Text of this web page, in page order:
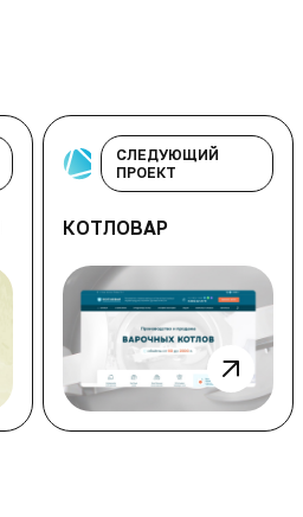
СЛЕДУЮЩИЙ
ПРОЕКТ
КОТЛОВАР